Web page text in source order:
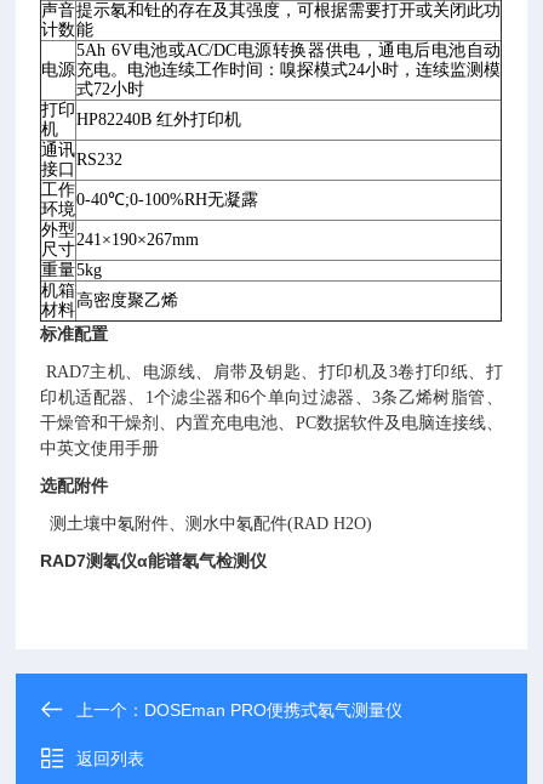
声音
计数
提示氡和钍的存在及其强度，可根据需要打开或关闭此功
能
电源
5Ah 6V电池或AC/DC电源转换器供电，通电后电池自动
充电。电池连续工作时间：嗅探模式24小时，连续监测模
式72小时
打印
机
HP82240B 红外打印机
通讯
接口
RS232
工作
环境
0-40℃;0-100%RH无凝露
外型
尺寸
241×190×267mm
重量5kg
机箱
材料
高密度聚乙烯
标准配置
RAD7主机、电源线、肩带及钥匙、打印机及3卷打印纸、打
印机适配器、1个滤尘器和6个单向过滤器、3条乙烯树脂管、
干燥管和干燥剂、内置充电电池、PC数据软件及电脑连接线、
中英文使用手册
选配附件
测土壤中氡附件、测水中氡配件(RAD H2O)
RAD7测氡仪α能谱氡气检测仪
上一个： DOSEman PRO便携式氡气测量仪
返回列表